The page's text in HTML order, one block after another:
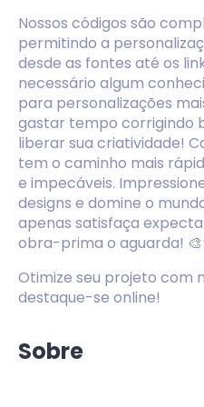
Nossos códigos são
permitindo a
desde as fontes até os
necessário algum
para personalizações
gastar tempo corrigindo
liberar sua criatividade!
tem o caminho mais
e impecáveis.
designs e domine o
apenas satisfaça
obra-prima o aguarda!
Otimize seu projeto com
destaque-se online!
Sobre